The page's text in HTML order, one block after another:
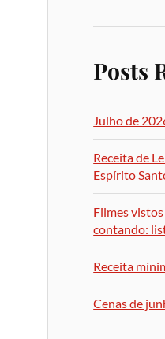
Posts
Julho de
Receita de
Espírito
Filmes
contando:
Receita
Cenas de